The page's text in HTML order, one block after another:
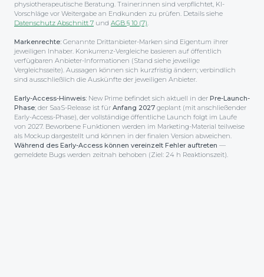
physiotherapeutische Beratung. Trainer:innen sind verpflichtet, KI-
Vorschläge vor Weitergabe an Endkunden zu prüfen. Details siehe
Datenschutz Abschnitt 7 und AGB § 10 (7)
Markenrechte: Genannte Drittanbieter-Marken sind Eigentum ihrer
jeweiligen Inhaber. Konkurrenz-Vergleiche basieren auf öffentlich
verfügbaren Anbieter-Informationen (Stand siehe jeweilige
Vergleichsseite). Aussagen können sich kurzfristig ändern; verbindlich
sind ausschließlich die Auskünfte der jeweiligen Anbieter.
Early-Access-Hinweis: New Prime befindet sich aktuell in der Pre-Launch-
Phase; der SaaS-Release ist für Anfang 2027 geplant (mit anschließender
Early-Access-Phase), der voll­ständige öffentliche Launch folgt im Laufe
von 2027. Beworbene Funktionen werden im Marketing-Material teilweise
als Mockup dargestellt und können in der finalen Version abweichen.
Während des Early-Access können vereinzelt Fehler auftreten —
gemeldete Bugs werden zeitnah behoben (Ziel: 24 h Reaktionszeit).